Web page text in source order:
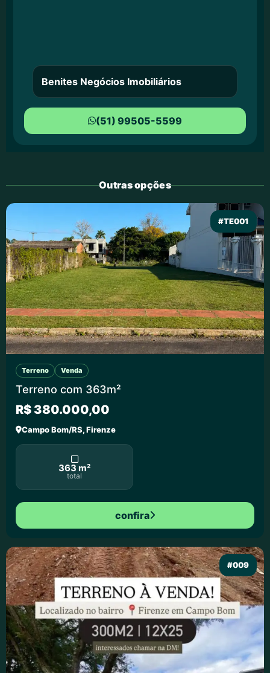
Benites Negócios Imobiliários
(51) 99505-5599
Outras opções
#TE001
Terreno Venda
Terreno com 363m²
R$ 380.000,00
Campo Bom/RS, Firenze
363 m²
total
confira
#009